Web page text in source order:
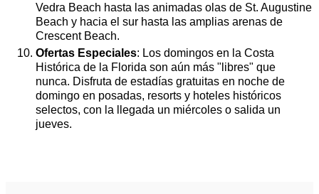
Vedra Beach hasta las animadas olas de St. Augustine
Beach y hacia el sur hasta las amplias arenas de
Crescent Beach.
Ofertas Especiales: Los domingos en la Costa
Histórica de la Florida son aún más "libres" que
nunca. Disfruta de estadías gratuitas en noche de
domingo en posadas, resorts y hoteles históricos
selectos, con la llegada un miércoles o salida un
jueves.